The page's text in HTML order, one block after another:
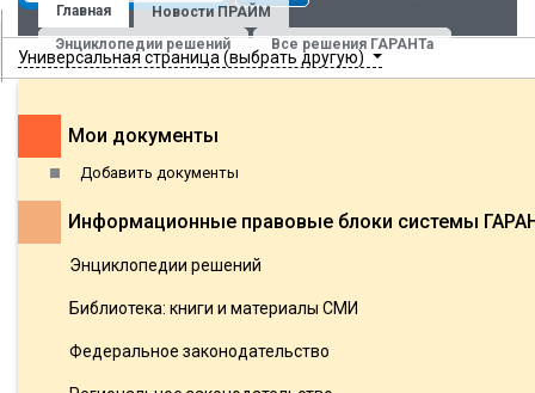
Главная
Новости ПРАЙМ
Энциклопедии решений
Все решения ГАРАНТа
Универсальная страница (выбрать другую)
Мои документы
Добавить документы
Информационные правовые блоки системы
Энциклопедии решений
Библиотека: книги и материалы СМИ
Федеральное законодательство